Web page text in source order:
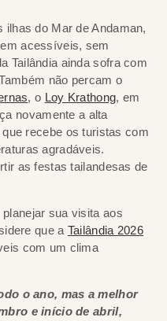
do Mar de Andaman,
acessíveis, sem
Tailândia ainda sofra com
não percam o
, o Loy Krathong, em
novamente a alta
recebe os turistas com
agradáveis.
as festas tailandesas de
sua visita aos
que a Tailândia 2026
com um clima
o ano, mas a melhor
e início de abril,